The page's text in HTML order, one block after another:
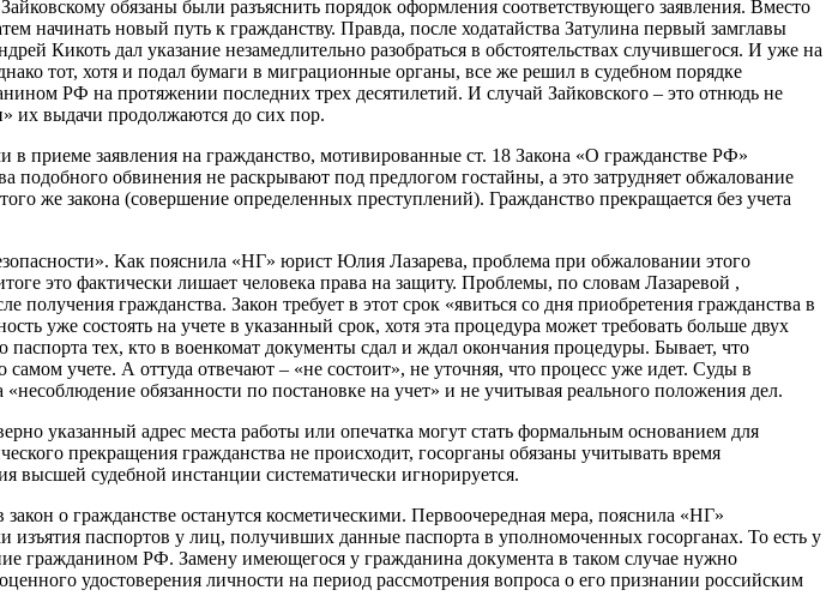
обязаны были разъяснить порядок оформления соответствующего заявления. Вместо
начинать новый путь к гражданству. Правда, после ходатайства Затулина первый замглавы
Кикоть дал указание незамедлительно разобраться в обстоятельствах случившегося. И уже на
тот, хотя и подал бумаги в миграционные органы, все же решил в судебном порядке
РФ на протяжении последних трех десятилетий. И случай Зайковского – это отнюдь не
их выдачи продолжаются до сих пор.
приеме заявления на гражданство, мотивированные ст. 18 Закона «О гражданстве РФ»
подобного обвинения не раскрывают под предлогом гостайны, а это затрудняет обжалование
же закона (совершение определенных преступлений). Гражданство прекращается без учета
Как пояснила «НГ» юрист Юлия Лазарева, проблема при обжаловании этого
это фактически лишает человека права на защиту. Проблемы, по словам Лазаревой ,
гражданства. Закон требует в этот срок «явиться со дня приобретения гражданства в
уже состоять на учете в указанный срок, хотя эта процедура может требовать больше двух
тех, кто в военкомат документы сдал и ждал окончания процедуры. Бывает, что
учете. А оттуда отвечают – «не состоит», не уточняя, что процесс уже идет. Суды в
обязанности по постановке на учет» и не учитывая реального положения дел.
указанный адрес места работы или опечатка могут стать формальным основанием для
прекращения гражданства не происходит, госорганы обязаны учитывать время
высшей судебной инстанции систематически игнорируется.
о гражданстве останутся косметическими. Первоочередная мера, пояснила «НГ»
паспортов у лиц, получивших данные паспорта в уполномоченных госорганах. То есть у
гражданином РФ. Замену имеющегося у гражданина документа в таком случае нужно
удостоверения личности на период рассмотрения вопроса о его признании российским